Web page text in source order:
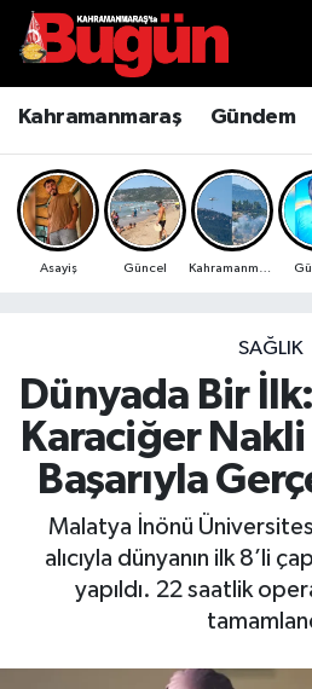
Kahramanmaraş Gündem
Asayiş Güncel
SAĞLIK
Dünyada Bir
Karaciğer
Başarıyla
Malatya İnönü
alıcıyla dünyanın ilk 8’li
yapıldı. 22 saatlik
Kahramanmaraş
Kahramanmaraş Sokak
Bilim ve Teknoloji
Çevre
Ekonomi
Güncel
Haberde İnsan
Kahramanmaraş
Kahramanmaraş Hava
Kahramanmaraş Namaz
Kahramanmaraş Trafik
Süper Lig Puan Durumu
Tüm Manşetler
Son Dakika Haberleri
Haber Arşivi